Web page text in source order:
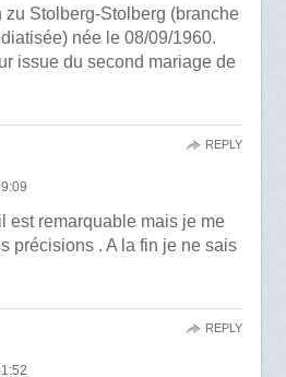
zu Stolberg-Stolberg (branche
née le 08/09/1960.
issue du second mariage de
est remarquable mais je me
précisions . A la fin je ne sais
REPLY
REPLY